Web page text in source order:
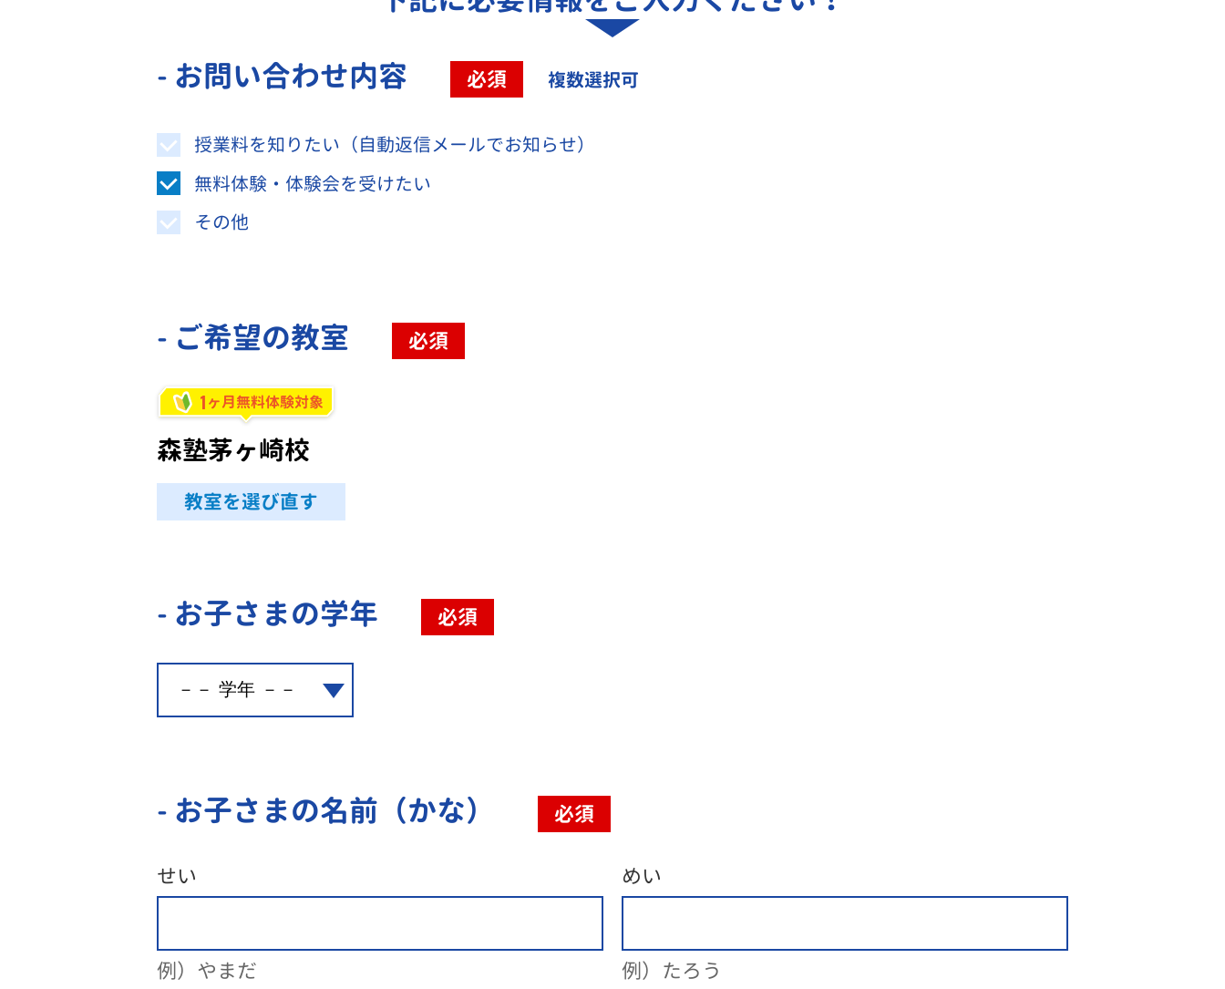
- お問い合わせ内容
必須 複数選択可
授業料を知りたい（自動返信メールでお知らせ）
無料体験・体験会を受けたい
その他
- ご希望の教室 必須
1ヶ月無料体験対象
森塾茅ヶ崎校
教室を選び直す
- お子さまの学年 必須
- お子さまの名前（かな） 必須
せい
例）やまだ
めい
例）たろう